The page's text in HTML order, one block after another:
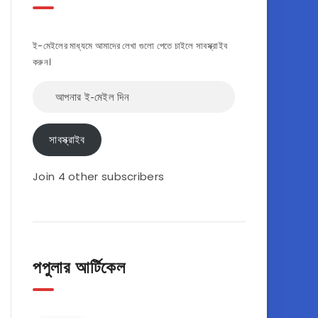
ই-মেইলের মাধ্যমে আমাদের লেখা গুলো পেতে চাইলে সাবস্ক্রাইব
করুন।
মেইল
দিন
সাবস্ক্রাইব
Join 4 other subscribers
পপুলার আর্টিকেল